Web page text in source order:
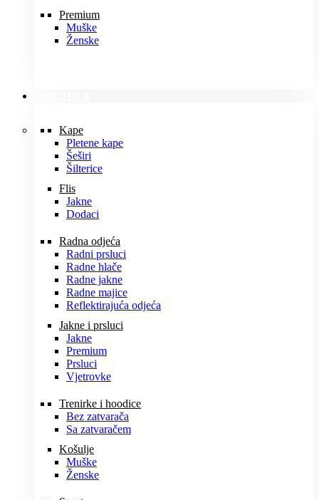
Premium
Muške
Ženske
Kape
Pletene kape
Šeširi
Šilterice
Flis
Jakne
Dodaci
Radna odjeća
Radni prsluci
Radne hlače
Radne jakne
Radne majice
Reflektirajuća odjeća
Jakne i prsluci
Jakne
Premium
Prsluci
Vjetrovke
Trenirke i hoodice
Bez zatvarača
Sa zatvaračem
Košulje
Muške
Ženske